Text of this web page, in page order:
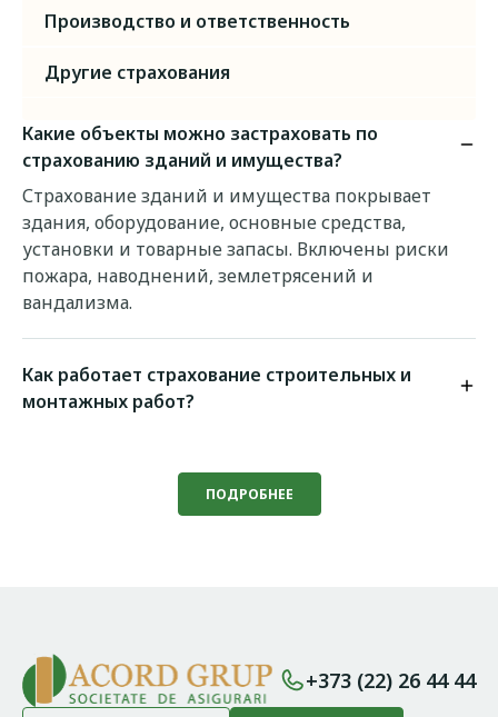
Производство и ответственность
Другие страхования
Какие объекты можно застраховать по
страхованию зданий и имущества?
Страхование зданий и имущества покрывает
здания, оборудование, основные средства,
установки и товарные запасы. Включены риски
пожара, наводнений, землетрясений и
вандализма.
Как работает страхование строительных и
монтажных работ?
ПОДРОБНЕЕ
+373 (22) 26 44 44